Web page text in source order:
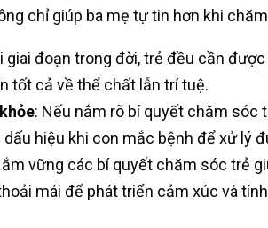
chỉ giúp ba mẹ tự tin hơn khi
giai đoạn trong đời, trẻ đều cần
tốt cả về thể chất lẫn trí tuệ.
: Nếu nắm rõ bí quyết chăm sóc
hiệu khi con mắc bệnh để xử lý
vững các bí quyết chăm sóc trẻ
mái để phát triển cảm xúc và